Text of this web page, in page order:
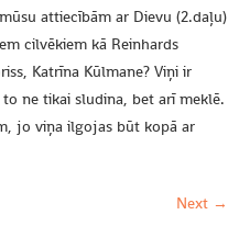
attiecībām ar Dievu (2.daļu)
cilvēkiem kā Reinhards
Katrīna Kūlmane? Viņi ir
ne tikai sludina, bet arī meklē.
jo viņa ilgojas būt kopā ar
Next →